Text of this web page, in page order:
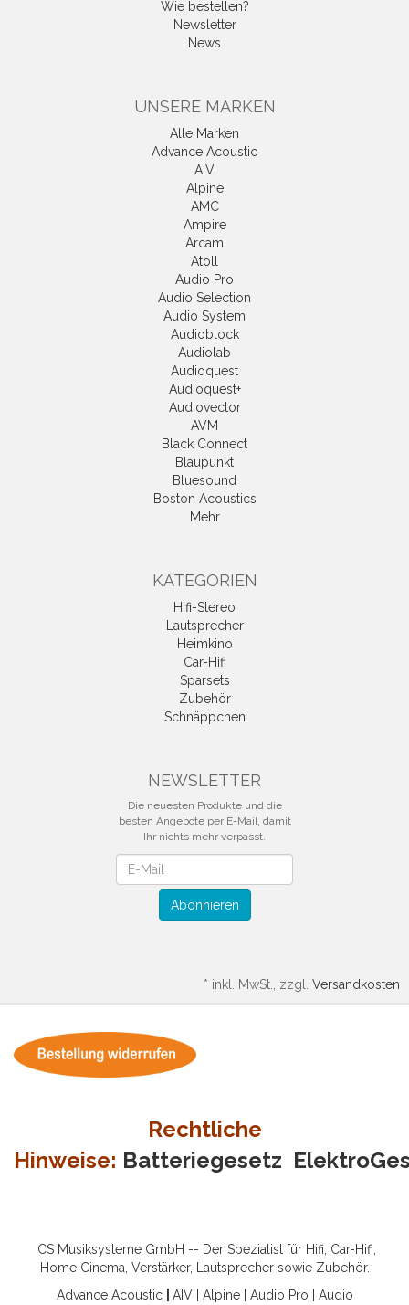
Wie bestellen?
Newsletter
News
UNSERE MARKEN
Alle Marken
Advance Acoustic
AIV
Alpine
AMC
Ampire
Arcam
Atoll
Audio Pro
Audio Selection
Audio System
Audioblock
Audiolab
Audioquest
Audioquest+
Audiovector
AVM
Black Connect
Blaupunkt
Bluesound
Boston Acoustics
Mehr
KATEGORIEN
Hifi-Stereo
Lautsprecher
Heimkino
Car-Hifi
Sparsets
Zubehör
Schnäppchen
NEWSLETTER
Die neuesten Produkte und die
besten Angebote per E-Mail, damit
Ihr nichts mehr verpasst.
Abonnieren
* inkl. MwSt., zzgl. Versandkosten
Rechtliche
Hinweise: Batteriegesetz
CS Musiksysteme GmbH -- Der Spezialist für Hifi, Car-Hifi,
Home Cinema, Verstärker, Lautsprecher sowie Zubehör.
Advance Acoustic
AIV| Alpine| Audio Pro
Audio